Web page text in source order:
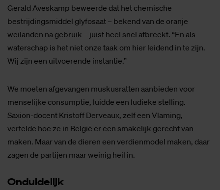
Gerald Aveskamp beweerde dat het chemische
bestrijdingsmiddel glyfosaat – bekend van de oranje
weilanden na gebruik – juist heel snel afbreekt. “En als
waterschap is het niet onze taak om hier leidend in te zijn.
Wij zijn een uitvoerende instantie.”
We moeten afgevangen muskusratten aanbieden voor
menselijke consumptie, luidde een ludieke stelling.
Saxion-docent Kristoff Derveaux, zelf een Vlaming,
vertelde hoe ze in België er een smakelijk gerecht van
maken. Maar van de dieren een verdienmodel maken, daar
zagen de partijen maar weinig heil in.
On­dui­de­lijk